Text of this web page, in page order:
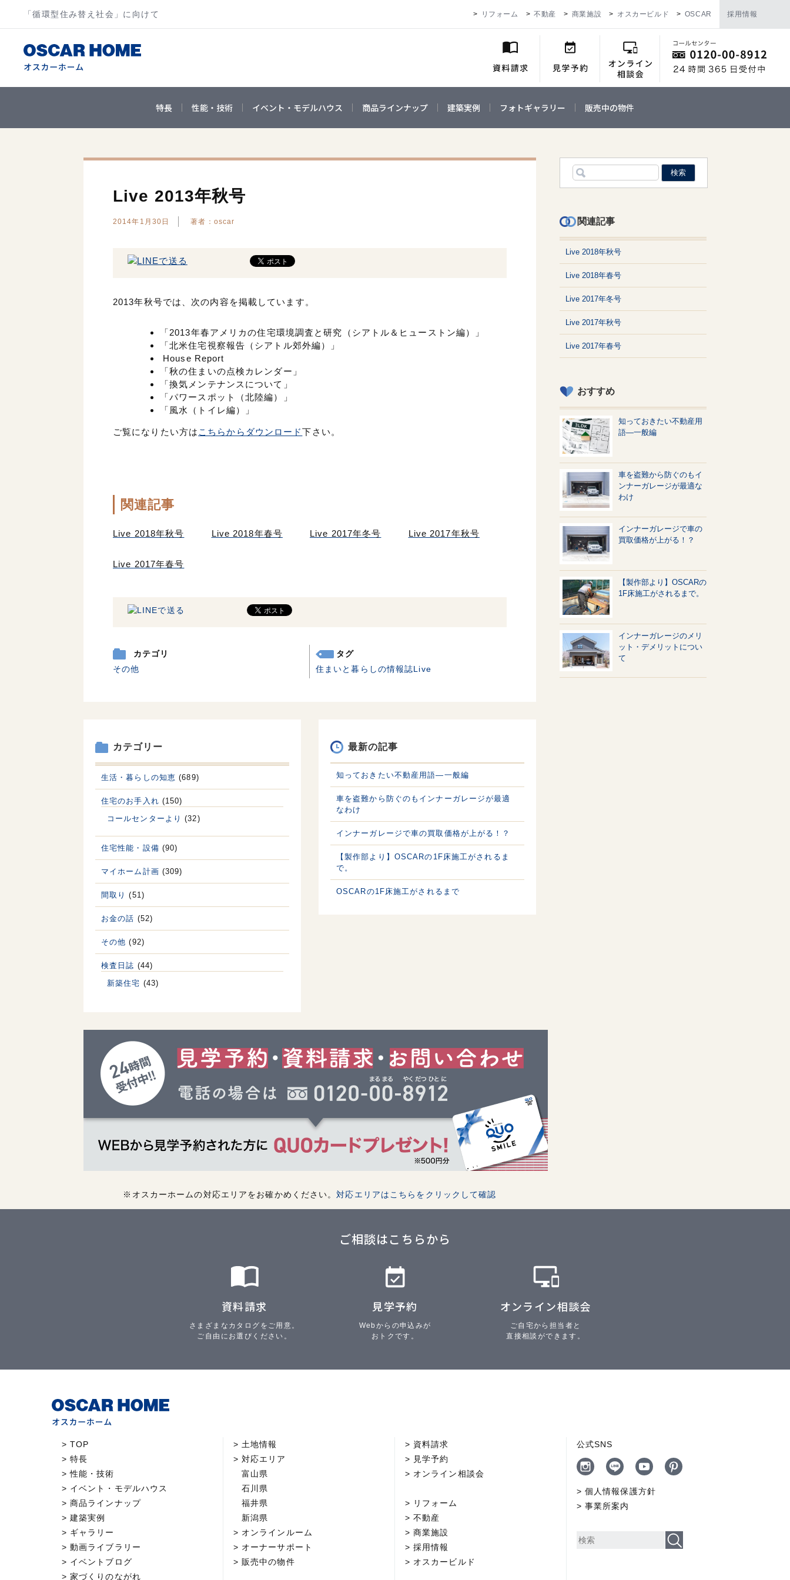
「循環型住み替え社会」に向けて リフォーム 不動産 商業施設 オスカービルド OSCAR 採用情報
特長 性能・技術 イベント・モデルハウス 商品ラインナップ 建築実例 フォトギャラリー 販売中の物件
Live 2013年秋号
2014年1月30日 著者：oscar
2013年秋号では、次の内容を掲載しています。
「2013年春アメリカの住宅環境調査と研究（シアトル＆ヒューストン編）」
「北米住宅視察報告（シアトル郊外編）」
House Report
「秋の住まいの点検カレンダー」
「換気メンテナンスについて」
「パワースポット（北陸編）」
「風水（トイレ編）」
ご覧になりたい方は こちらからダウンロード下さい。
関連記事
Live 2018年秋号 Live 2018年春号 Live 2017年冬号 Live 2017年秋号
Live 2017年春号
カテゴリ
その他
タグ
住まいと暮らしの情報誌Live
最新の記事
知っておきたい不動産用語—一般編
車を盗難から防ぐのもインナーガレージが最適
なわけ
インナーガレージで車の買取価格が上がる！？
【製作部より】OSCARの1F床施工がされるま
で。
OSCARの1F床施工がされるまで
カテゴリー
生活・暮らしの知恵 (689)
住宅のお手入れ (150)
コールセンターより (32)
住宅性能・設備 (90)
マイホーム計画 (309)
間取り (51)
お金の話 (52)
その他 (92)
検査日誌 (44)
新築住宅 (43)
※オスカーホームの対応エリアをお確かめください。対応エリアはこちらをクリックして確認
関連記事
Live 2018年秋号
Live 2018年春号
Live 2017年冬号
Live 2017年秋号
Live 2017年春号
おすすめ
知っておきたい不動産用
語—一般編
車を盗難から防ぐのもイ
ンナーガレージが最適な
わけ
インナーガレージで車の
買取価格が上がる！？
【製作部より】OSCARの
1F床施工がされるまで。
インナーガレージのメリ
ット・デメリットについ
て
ご相談はこちらから
資料請求
さまざまなカタログをご用意。
ご自由にお選びください。
見学予約
Webからの申込みが
おトクです。
オンライン相談会
ご自宅から担当者と
直接相談ができます。
TOP
特長
性能・技術
イベント・モデルハウス
商品ラインナップ
建築実例
ギャラリー
動画ライブラリー
イベントブログ
家づくりのながれ
土地情報
対応エリア
富山県
石川県
福井県
新潟県
オンラインルーム
オーナーサポート
販売中の物件
資料請求
見学予約
オンライン相談会
リフォーム
不動産
商業施設
採用情報
オスカービルド
公式SNS
個人情報保護方針
事業所案内